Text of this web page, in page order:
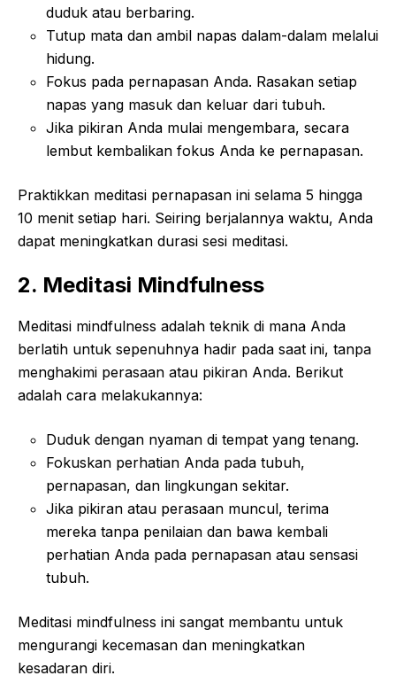
duduk atau berbaring.
Tutup mata dan ambil napas dalam-dalam melalui
hidung.
Fokus pada pernapasan Anda. Rasakan setiap
napas yang masuk dan keluar dari tubuh.
Jika pikiran Anda mulai mengembara, secara
lembut kembalikan fokus Anda ke pernapasan.
Praktikkan meditasi pernapasan ini selama 5 hingga
10 menit setiap hari. Seiring berjalannya waktu, Anda
dapat meningkatkan durasi sesi meditasi.
2. Meditasi Mindfulness
Meditasi mindfulness adalah teknik di mana Anda
berlatih untuk sepenuhnya hadir pada saat ini, tanpa
menghakimi perasaan atau pikiran Anda. Berikut
adalah cara melakukannya:
Duduk dengan nyaman di tempat yang tenang.
Fokuskan perhatian Anda pada tubuh,
pernapasan, dan lingkungan sekitar.
Jika pikiran atau perasaan muncul, terima
mereka tanpa penilaian dan bawa kembali
perhatian Anda pada pernapasan atau sensasi
tubuh.
Meditasi mindfulness ini sangat membantu untuk
mengurangi kecemasan dan meningkatkan
kesadaran diri.